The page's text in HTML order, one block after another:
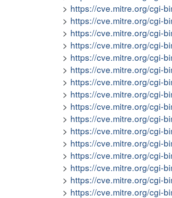
https://cve.mitre.org/cgi-
https://cve.mitre.org/cgi-
https://cve.mitre.org/cgi-
https://cve.mitre.org/cgi-
https://cve.mitre.org/cgi-
https://cve.mitre.org/cgi-
https://cve.mitre.org/cgi-
https://cve.mitre.org/cgi-
https://cve.mitre.org/cgi-
https://cve.mitre.org/cgi-
https://cve.mitre.org/cgi-
https://cve.mitre.org/cgi-
https://cve.mitre.org/cgi-
https://cve.mitre.org/cgi-
https://cve.mitre.org/cgi-
https://cve.mitre.org/cgi-